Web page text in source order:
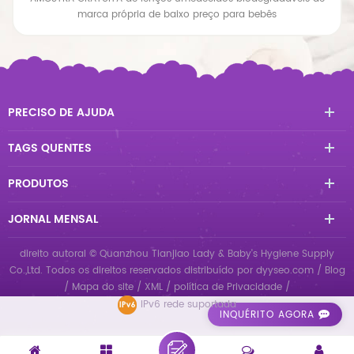
INQUÉRITO AGORA
umedecidos para bebês
marca própria de baixo preço para bebês
PRECISO DE AJUDA
TAGS QUENTES
PRODUTOS
JORNAL MENSAL
direito autoral © Quanzhou Tianjiao Lady & Baby's Hygiene Supply
Co.,Ltd. Todos os direitos reservados distribuído por dyyseo.com / Blog
/ Mapa do site / XML / política de Privacidade /
IPv6 rede suportada